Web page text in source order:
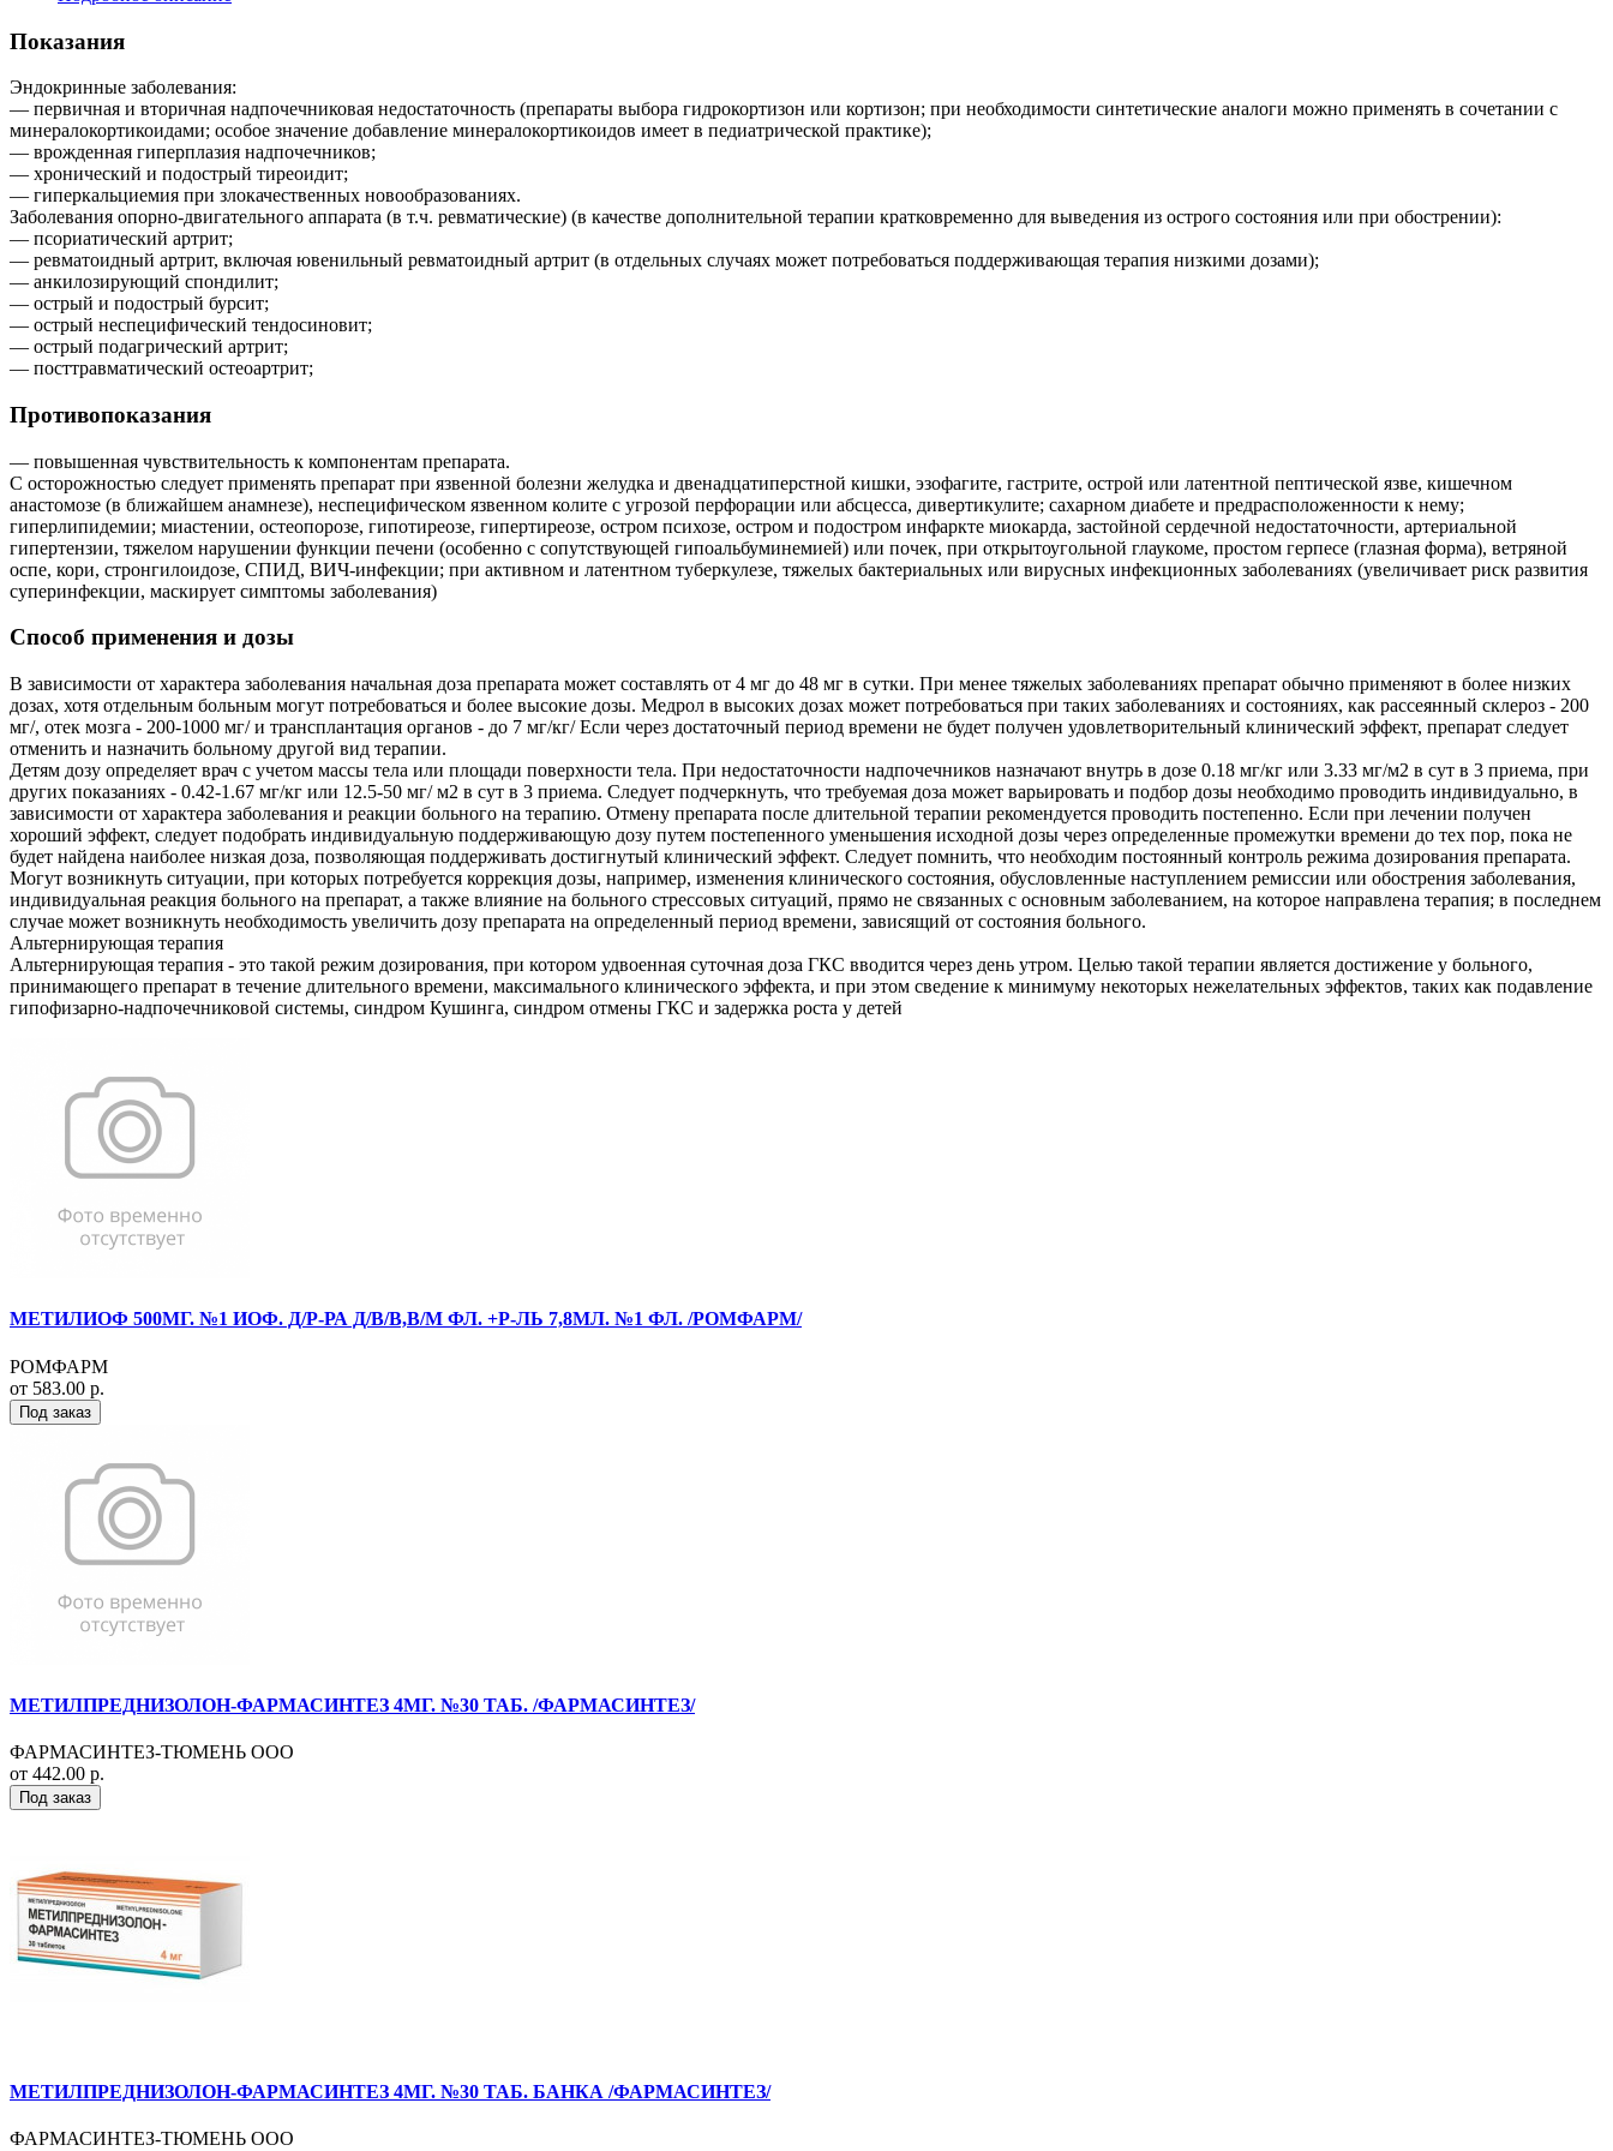
Показания
Эндокринные заболевания:
— первичная и вторичная надпочечниковая недостаточность (препараты выбора гидрокортизон или кортизон; при необходимости синтетические аналоги можно применять в сочетании с
минералокортикоидами; особое значение добавление минералокортикоидов имеет в педиатрической практике);
— врожденная гиперплазия надпочечников;
— хронический и подострый тиреоидит;
— гиперкальциемия при злокачественных новообразованиях.
Заболевания опорно-двигательного аппарата (в т.ч. ревматические) (в качестве дополнительной терапии кратковременно для выведения из острого состояния или при обострении):
— псориатический артрит;
— ревматоидный артрит, включая ювенильный ревматоидный артрит (в отдельных случаях может потребоваться поддерживающая терапия низкими дозами);
— анкилозирующий спондилит;
— острый и подострый бурсит;
— острый неспецифический тендосиновит;
— острый подагрический артрит;
— посттравматический остеоартрит;
Противопоказания
— повышенная чувствительность к компонентам препарата.
С осторожностью следует применять препарат при язвенной болезни желудка и двенадцатиперстной кишки, эзофагите, гастрите, острой или латентной пептической язве, кишечном
анастомозе (в ближайшем анамнезе), неспецифическом язвенном колите с угрозой перфорации или абсцесса, дивертикулите; сахарном диабете и предрасположенности к нему;
гиперлипидемии; миастении, остеопорозе, гипотиреозе, гипертиреозе, остром психозе, остром и подостром инфаркте миокарда, застойной сердечной недостаточности, артериальной
гипертензии, тяжелом нарушении функции печени (особенно с сопутствующей гипоальбуминемией) или почек, при открытоугольной глаукоме, простом герпесе (глазная форма), ветряной
оспе, кори, стронгилоидозе, СПИД, ВИЧ-инфекции; при активном и латентном туберкулезе, тяжелых бактериальных или вирусных инфекционных заболеваниях (увеличивает риск развития
суперинфекции, маскирует симптомы заболевания)
Способ применения и дозы
В зависимости от характера заболевания начальная доза препарата может составлять от 4 мг до 48 мг в сутки. При менее тяжелых заболеваниях препарат обычно применяют в более низких
дозах, хотя отдельным больным могут потребоваться и более высокие дозы. Медрол в высоких дозах может потребоваться при таких заболеваниях и состояниях, как рассеянный склероз - 200
мг/, отек мозга - 200-1000 мг/ и трансплантация органов - до 7 мг/кг/ Если через достаточный период времени не будет получен удовлетворительный клинический эффект, препарат следует
отменить и назначить больному другой вид терапии.
Детям дозу определяет врач с учетом массы тела или площади поверхности тела. При недостаточности надпочечников назначают внутрь в дозе 0.18 мг/кг или 3.33 мг/м2 в сут в 3 приема, при
других показаниях - 0.42-1.67 мг/кг или 12.5-50 мг/ м2 в сут в 3 приема. Следует подчеркнуть, что требуемая доза может варьировать и подбор дозы необходимо проводить индивидуально, в
зависимости от характера заболевания и реакции больного на терапию. Отмену препарата после длительной терапии рекомендуется проводить постепенно. Если при лечении получен
хороший эффект, следует подобрать индивидуальную поддерживающую дозу путем постепенного уменьшения исходной дозы через определенные промежутки времени до тех пор, пока не
будет найдена наиболее низкая доза, позволяющая поддерживать достигнутый клинический эффект. Следует помнить, что необходим постоянный контроль режима дозирования препарата.
Могут возникнуть ситуации, при которых потребуется коррекция дозы, например, изменения клинического состояния, обусловленные наступлением ремиссии или обострения заболевания,
индивидуальная реакция больного на препарат, а также влияние на больного стрессовых ситуаций, прямо не связанных с основным заболеванием, на которое направлена терапия; в последнем
случае может возникнуть необходимость увеличить дозу препарата на определенный период времени, зависящий от состояния больного.
Альтернирующая терапия
Альтернирующая терапия - это такой режим дозирования, при котором удвоенная суточная доза ГКС вводится через день утром. Целью такой терапии является достижение у больного,
принимающего препарат в течение длительного времени, максимального клинического эффекта, и при этом сведение к минимуму некоторых нежелательных эффектов, таких как подавление
гипофизарно-надпочечниковой системы, синдром Кушинга, синдром отмены ГКС и задержка роста у детей
МЕТИЛИОФ 500МГ. №1 ИОФ. Д/Р-РА Д/В/В,В/М ФЛ. +Р-ЛЬ 7,8МЛ. №1 ФЛ. /РОМФАРМ/
РОМФАРМ
от 583.00 р.
Под заказ
МЕТИЛПРЕДНИЗОЛОН-ФАРМАСИНТЕЗ 4МГ. №30 ТАБ. /ФАРМАСИНТЕЗ/
ФАРМАСИНТЕЗ-ТЮМЕНЬ ООО
от 442.00 р.
Под заказ
МЕТИЛПРЕДНИЗОЛОН-ФАРМАСИНТЕЗ 4МГ. №30 ТАБ. БАНКА /ФАРМАСИНТЕЗ/
ФАРМАСИНТЕЗ-ТЮМЕНЬ ООО